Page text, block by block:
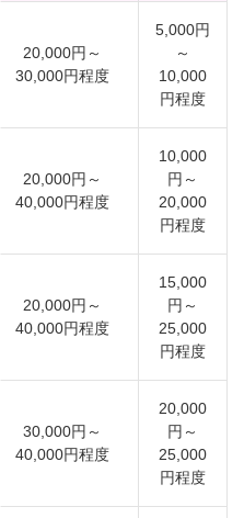
20,000円～
30,000円程度
5,000円
～
10,000
円程度
20,000円～
40,000円程度
10,000
円～
20,000
円程度
20,000円～
40,000円程度
15,000
円～
25,000
円程度
30,000円～
40,000円程度
20,000
円～
25,000
円程度